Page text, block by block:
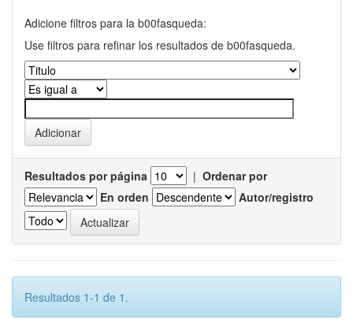
Adicione filtros para la b00fasqueda:
Use filtros para refinar los resultados de b00fasqueda.
Resultados por página | Ordenar por
En orden
Autor/registro
Resultados 1-1 de 1.